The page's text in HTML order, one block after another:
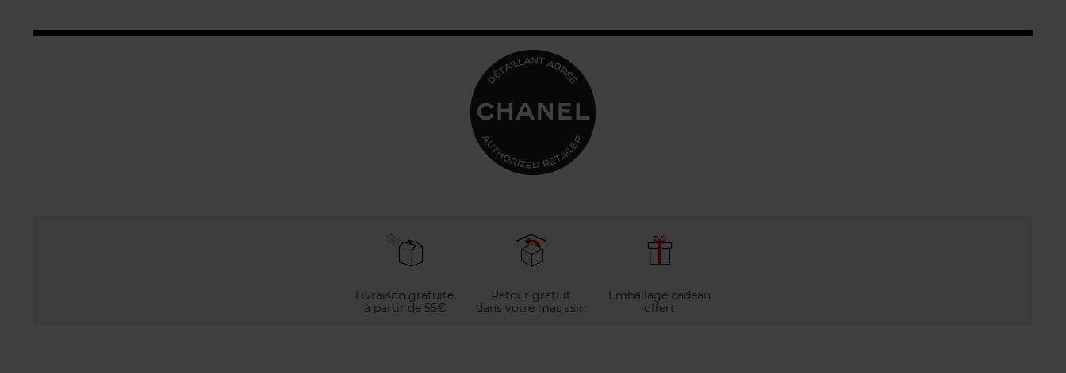
Livraison gratuite
à partir de 55€
Retour gratuit
dans votre magasin
Emballage cadeau
offert